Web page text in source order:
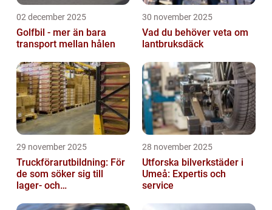
02 december 2025
Golfbil - mer än bara
transport mellan hålen
30 november 2025
Vad du behöver veta om
lantbruksdäck
29 november 2025
Truckförarutbildning: För
de som söker sig till
lager- och
28 november 2025
Utforska bilverkstäder i
Umeå: Expertis och
service